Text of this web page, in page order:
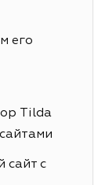
его
Tilda
сайт с